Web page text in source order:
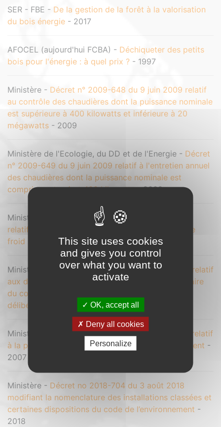
SER - FBE - De la gestion de la forêt à la valorisation
du bois énergie - 2017
AFOCEL (aujourd'hui FCBA) - Déchiqueter des petits
bois pour l'énergie : à quel prix ? - 1997
Ministère - Décret n° 2009-648 du 9 juin 2009 relatif
au contrôle des chaudières dont la puissance nominale
est supérieure à 400 kilowatts et inférieure à 20
mégawatts - 2009
Ministère de l'Ecologie, du DD et de l'Energie - Décret
n° 2009-649 du 9 juin 2009 relatif à l'entretien annuel
des chaudières dont la puissance nominale est
comprise entre 4 et 400 kilowatts- 2009
Ministère -
Décret n° 2012-394 du 23 mars 2012
relatif au classement des réseaux de chaleur et de
froid
Ministère -
Décret n°2007-396 du 22 mars 2007 relatif
aux dispositions du livre II de la partie réglementaire
du code de l’environnement issues de décrets
délibérés en conseil des ministres- 2007
Ministère -
Décret n°2007-397 du 22 mars 2007 relatif
à la partie réglementaire du code de l’environnement -
2007
Ministère - Décret no 2018-704 du 3 août 2018
modifiant la nomenclature des installations classées et
certaines dispositions du code de l’environnement -
2018
This site uses cookies
and gives you control
over what you want to
activate
OK, accept all
Deny all cookies
Personalize